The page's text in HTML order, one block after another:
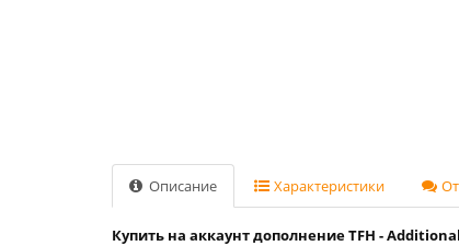
Описание Характеристики
Купить на аккаунт дополнение TFH -